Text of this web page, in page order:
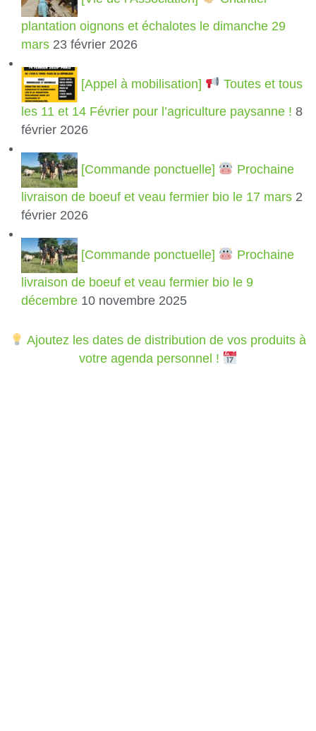
plantation oignons et échalotes le dimanche 29
mars 23 février 2026
[Appel à mobilisation]
Toutes et tous
les 11 et 14 Février pour l’agriculture paysanne ! 8
février 2026
[Commande ponctuelle]
Prochaine
livraison de boeuf et veau fermier bio le 17 mars 2
février 2026
[Commande ponctuelle]
Prochaine
livraison de boeuf et veau fermier bio le 9
décembre 10 novembre 2025
Ajoutez les dates de distribution de vos produits à
votre agenda personnel !